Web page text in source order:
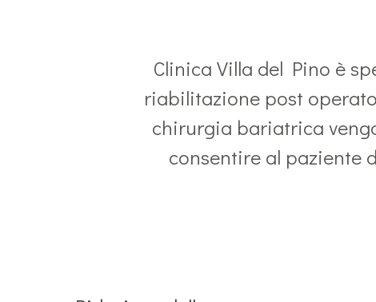
Clinica Villa del Pino è
riabilitazione post
chirurgia bariatrica
consentire al paziente